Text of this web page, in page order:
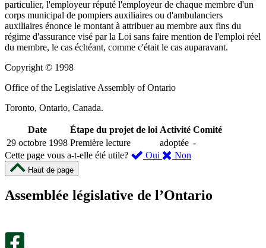
particulier, l'employeur réputé l'employeur de chaque membre d'un
corps municipal de pompiers auxiliaires ou d'ambulanciers
auxiliaires énonce le montant à attribuer au membre aux fins du
régime d'assurance visé par la Loi sans faire mention de l'emploi réel
du membre, le cas échéant, comme c'était le cas auparavant.
Copyright © 1998
Office of the Legislative Assembly of Ontario
Toronto, Ontario, Canada.
Date Étape du projet de loi Activité Comité
29 octobre 1998 Première lecture adoptée -
Cette page vous a-t-elle été utile?
Oui ,
été
Non
m’a
Haut de page
Assemblée législative de l’Ontario